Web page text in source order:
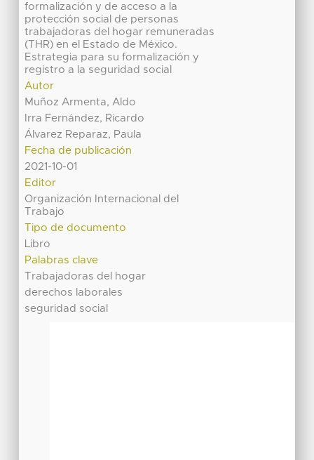
formalización y de acceso a la
protección social de personas
trabajadoras del hogar remuneradas
(THR) en el Estado de México.
Estrategia para su formalización y
registro a la seguridad social
Autor
Muñoz Armenta, Aldo
Irra Fernández, Ricardo
Álvarez Reparaz, Paula
Fecha de publicación
2021-10-01
Editor
Organización Internacional del
Trabajo
Tipo de documento
Libro
Palabras clave
Trabajadoras del hogar
derechos laborales
seguridad social